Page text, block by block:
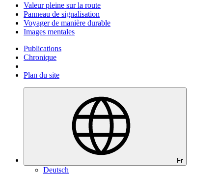
Valeur pleine sur la route
Panneau de signalisation
Voyager de manière durable
Images mentales
Publications
Chronique
Plan du site
Fr
Deutsch